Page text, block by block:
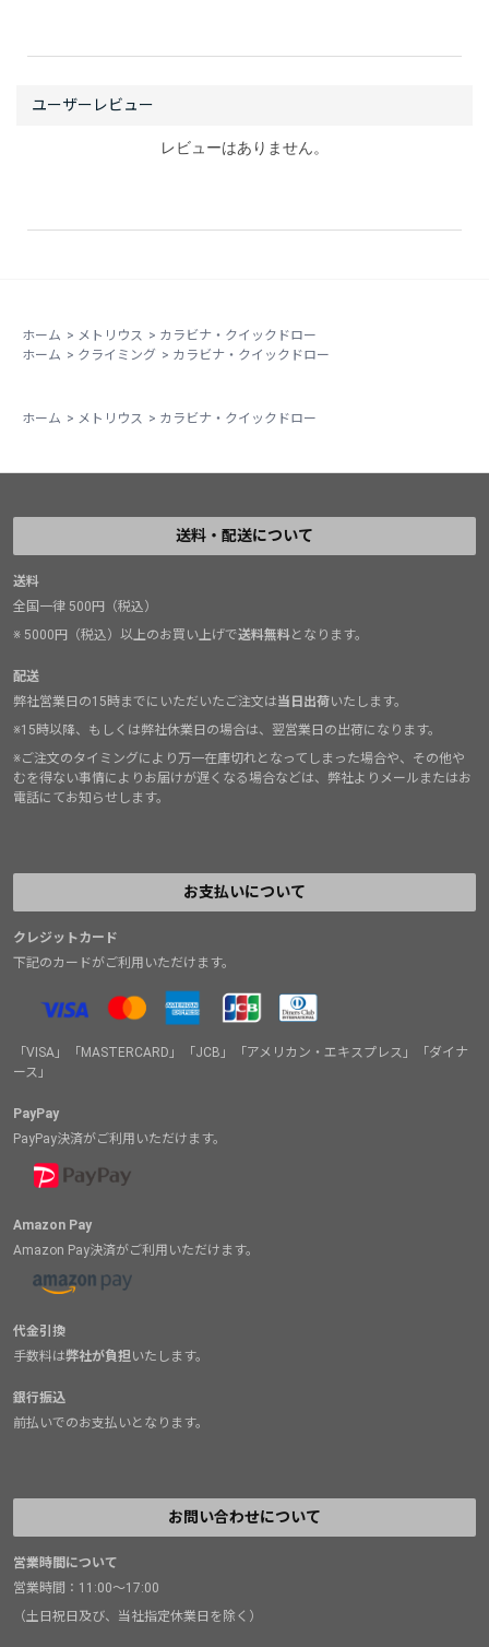
レビューはありません。
ホーム > メトリウス > カラビナ・クイックドロー
ホーム > クライミング > カラビナ・クイックドロー
ホーム > メトリウス > カラビナ・クイックドロー
送料・配送について
送料
全国一律 500円（税込）
※ 5000円（税込）以上のお買い上げで送料無料となります。
配送
弊社営業日の15時までにいただいたご注文は当日出荷いたします。
※15時以降、もしくは弊社休業日の場合は、翌営業日の出荷になります。
※ご注文のタイミングにより万一在庫切れとなってしまった場合や、その他や
むを得ない事情によりお届けが遅くなる場合などは、弊社よりメールまたはお
電話にてお知らせします。
お支払いについて
クレジットカード
下記のカードがご利用いただけます。
「VISA」「MASTERCARD」「JCB」「アメリカン・エキスプレス」「ダイナ
ース」
PayPay
PayPay決済がご利用いただけます。
Amazon Pay
Amazon Pay決済がご利用いただけます。
代金引換
手数料は弊社が負担 いたします。
銀行振込
前払いでのお支払いとなります。
お問い合わせについて
営業時間について
営業時間：11:00～17:00
（土日祝日及び、当社指定休業日を除く）